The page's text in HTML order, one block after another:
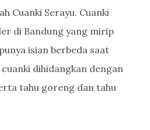
Cuanki Serayu. Cuanki
di Bandung yang mirip
isian berbeda saat
dihidangkan dengan
tahu goreng dan tahu